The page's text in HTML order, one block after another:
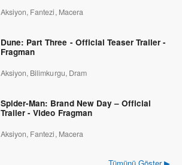
Aksiyon, Fantezi, Macera
Dune: Part Three - Official Teaser Trailer -
Fragman
Aksiyon, Bilimkurgu, Dram
Spider-Man: Brand New Day – Official
Trailer - Video Fragman
Aksiyon, Fantezi, Macera